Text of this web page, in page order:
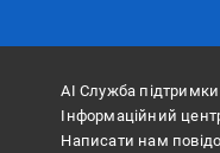
АІ Служба підтримки
Інформаційний
Написати нам